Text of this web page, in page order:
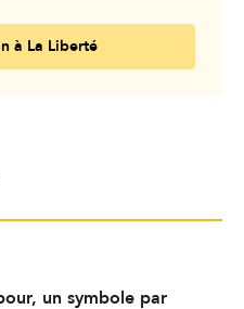
à La Liberté
un symbole par